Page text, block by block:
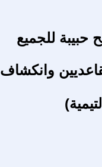
حبيبة للجميع
وانكشاف